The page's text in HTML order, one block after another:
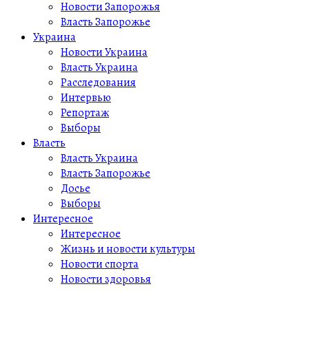
Новости Запорожья
Власть Запорожье
Украина
Новости Украина
Власть Украина
Расследования
Интервью
Репортаж
Выборы
Власть
Власть Украина
Власть Запорожье
Досье
Выборы
Интересное
Интересное
Жизнь и новости культуры
Новости спорта
Новости здоровья